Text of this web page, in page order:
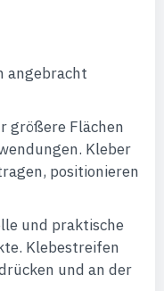
angebracht
größere Flächen
Kleber
positionieren
und praktische
Klebestreifen
und an der